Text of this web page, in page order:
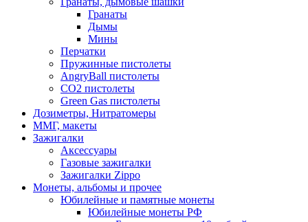
Гранаты
Дымы
Мины
Перчатки
Пружинные пистолеты
AngryBall пистолеты
CO2 пистолеты
Green Gas пистолеты
Дозиметры, Нитратомеры
ММГ, макеты
Зажигалки
Аксессуары
Газовые зажигалки
Зажигалки Zippo
Монеты, альбомы и прочее
Юбилейные и памятные монеты
Юбилейные монеты РФ